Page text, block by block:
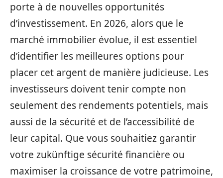
porte à de nouvelles opportunités
d’investissement. En 2026, alors que le
marché immobilier évolue, il est essentiel
d’identifier les meilleures options pour
placer cet argent de manière judicieuse. Les
investisseurs doivent tenir compte non
seulement des rendements potentiels, mais
aussi de la sécurité et de l’accessibilité de
leur capital. Que vous souhaitiez garantir
votre zukünftige sécurité financière ou
maximiser la croissance de votre patrimoine,